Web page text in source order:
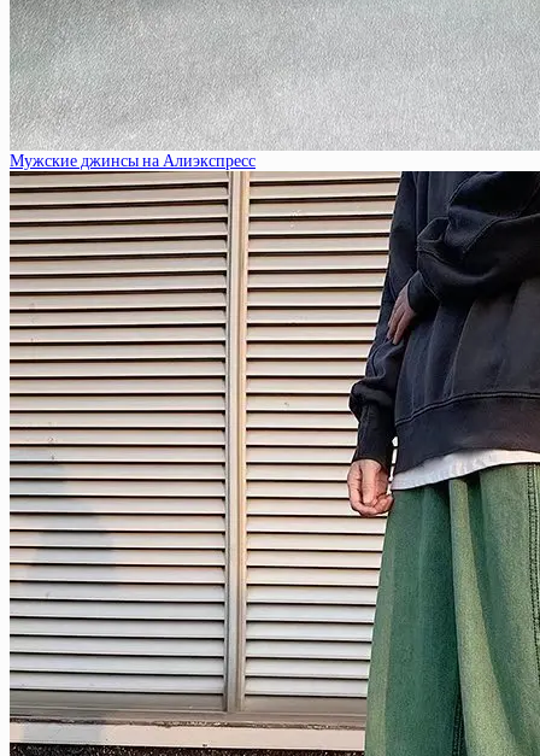
Мужские джинсы на Алиэкспресс